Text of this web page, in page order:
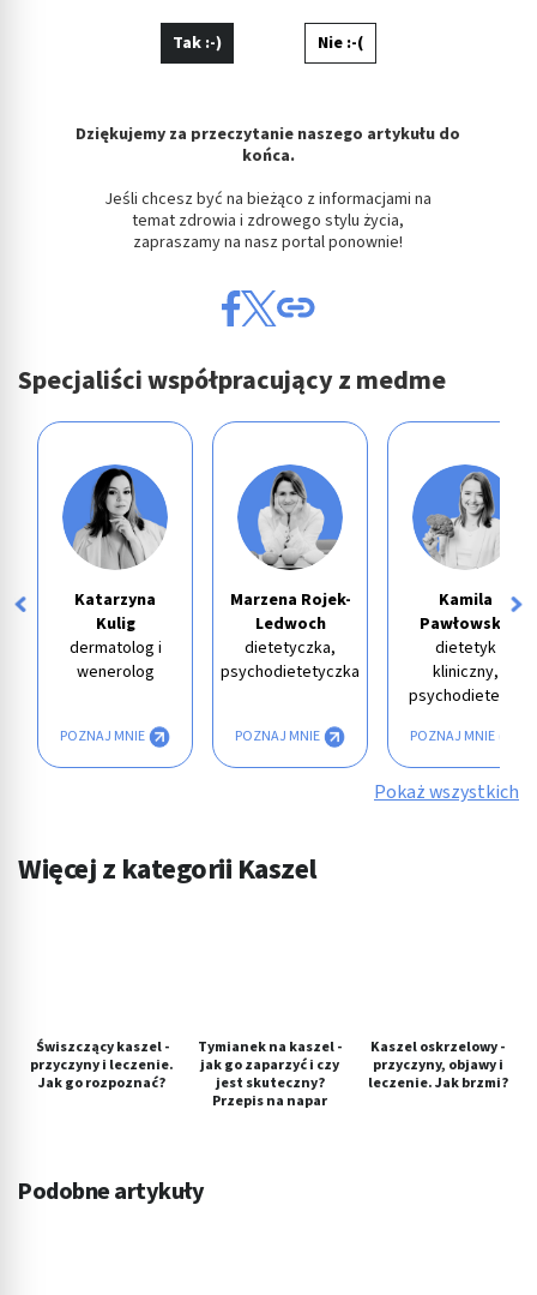
Tak :-) Nie :-(
Dziękujemy za przeczytanie naszego artykułu do
końca.
Jeśli chcesz być na bieżąco z informacjami na
temat zdrowia i zdrowego stylu życia,
zapraszamy na nasz portal ponownie!
Specjaliści współpracujący z medme
Katarzyna
Kulig
dermatolog i
wenerolog
POZNAJ MNIE
Marzena Rojek-
Ledwoch
dietetyczka,
psychodietetyczka
POZNAJ MNIE
Kamila
Pawłowska
dietetyk
kliniczny,
psychodietetyk
POZNAJ MNIE
Pokaż wszystkich
Więcej z kategorii Kaszel
Świszczący kaszel -
przyczyny i leczenie.
Jak go rozpoznać?
Tymianek na kaszel -
jak go zaparzyć i czy
jest skuteczny?
Przepis na napar
Kaszel oskrzelowy -
przyczyny, objawy i
leczenie. Jak brzmi?
Podobne artykuły